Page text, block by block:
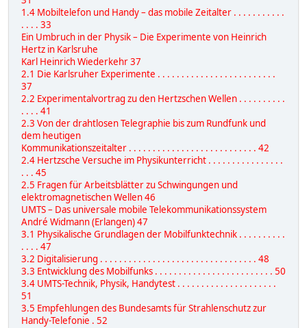
1.4 Mobiltelefon und Handy – das mobile Zeitalter . . . . . . . . . . .
. . . . 33
Ein Umbruch in der Physik – Die Experimente von Heinrich
Hertz in Karlsruhe
Karl Heinrich Wiederkehr 37
2.1 Die Karlsruher Experimente . . . . . . . . . . . . . . . . . . . . . . . . .
37
2.2 Experimentalvortrag zu den Hertzschen Wellen . . . . . . . . . .
. . . . 41
2.3 Von der drahtlosen Telegraphie bis zum Rundfunk und
dem heutigen
Kommunikationszeitalter . . . . . . . . . . . . . . . . . . . . . . . . . . . 42
2.4 Hertzsche Versuche im Physikunterricht . . . . . . . . . . . . . . . .
. . . 45
2.5 Fragen für Arbeitsblätter zu Schwingungen und
elektromagnetischen Wellen 46
UMTS – Das universale mobile Telekommunikationssystem
André Widmann (Erlangen) 47
3.1 Physikalische Grundlagen der Mobilfunktechnik . . . . . . . . . .
. . . . 47
3.2 Digitalisierung . . . . . . . . . . . . . . . . . . . . . . . . . . . . . . . . . 48
3.3 Entwicklung des Mobilfunks . . . . . . . . . . . . . . . . . . . . . . . . . 50
3.4 UMTS-Technik, Physik, Handytest . . . . . . . . . . . . . . . . . . . . .
51
3.5 Empfehlungen des Bundesamts für Strahlenschutz zur
Handy-Telefonie . 52